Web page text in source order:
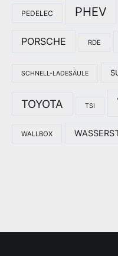
PEDELEC PHEV
PORSCHE RDE
SCHNELL-LADESÄULE
TOYOTA TSI
WALLBOX